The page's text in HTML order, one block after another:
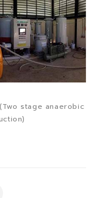
stage anaerobic